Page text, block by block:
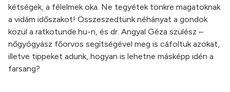
kétségek, a félelmek oka. Ne tegyétek tönkre magatoknak
a vidám időszakot! Összeszedtünk néhányat a gondok
közül a ratkotunde.hu-n, és dr. Angyal Géza szülész –
nőgyógyász főorvos segítségével meg is cáfoltuk azokat,
illetve tippeket adunk, hogyan is lehetne másképp idén a
farsang?